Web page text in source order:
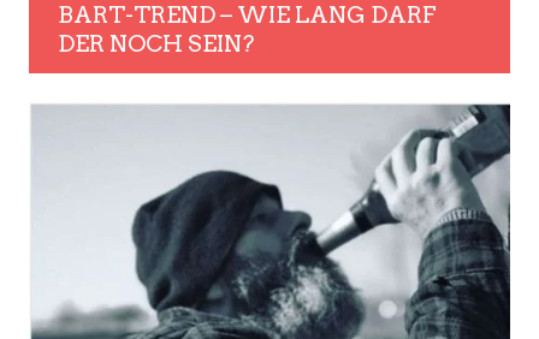
BART-TREND – WIE LANG DARF
DER NOCH SEIN?